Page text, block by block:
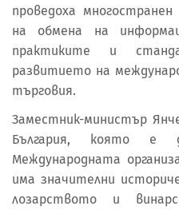
проведоха
на обмена на
практиките и
развитието на
търговия.
Заместник-министър
България, която е
Международната
има значителни
лозарството и